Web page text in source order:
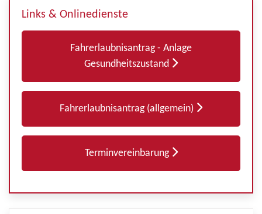
Links & Onlinedienste
Fahrerlaubnisantrag - Anlage
Gesundheitszustand
Fahrerlaubnisantrag (allgemein)
Terminvereinbarung